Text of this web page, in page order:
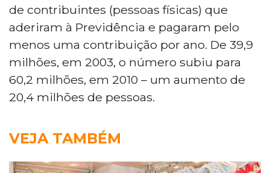
de contribuintes (pessoas físicas) que
aderiram à Previdência e pagaram pelo
menos uma contribuição por ano. De 39,9
milhões, em 2003, o número subiu para
60,2 milhões, em 2010 – um aumento de
20,4 milhões de pessoas.
VEJA TAMBÉM